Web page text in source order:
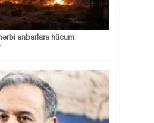
anbarlara hücum